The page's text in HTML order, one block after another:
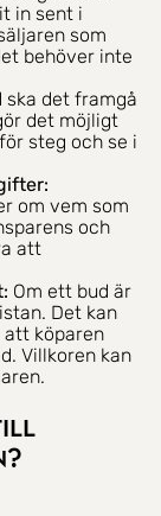
in sent i
som
behöver inte
ska det framgå
det möjligt
steg och se i
om vem som
och
att
Om ett bud är
Det kan
att köparen
Villkoren kan